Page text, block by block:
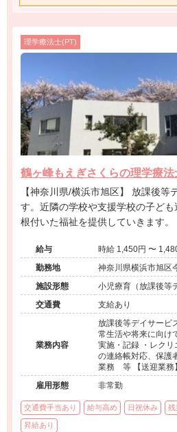
理学療法士(PT)
鶴ヶ峰もえぎさくらの理学療法
【神奈川県/横浜市旭区】 放課後等デイサービスでのお仕事で
す。近隣の学校や支援学校の子ど
根付いた福祉を提供していきます。
給与
時給 1,450円
勤務地
神奈川県横浜市旭区
施設形態
小児療育（放課後等
交通費
支給あり
業務内容
放課後等デイサービ
常生活や将来に向け
実施・記録 ・レク
の連絡帳対応、保護
業務 等 【送迎業務
雇用形態
非常勤
交通費手当あり 給与高め 日祝休み 残
昇給あり